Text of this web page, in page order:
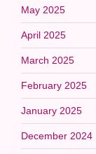
May 2025
April 2025
March 2025
February 2025
January 2025
December 2024